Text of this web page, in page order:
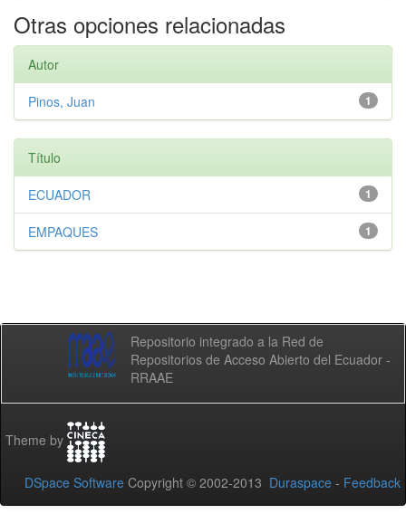
Otras opciones relacionadas
Autor
1
Pinos, Juan
Título
1
ECUADOR
1
EMPAQUES
Repositorio integrado a la Red de
Repositorios de Acceso Abierto del Ecuador -
RRAAE
Theme by
DSpace Software Copyright © 2002-2013 Duraspace - Feedback